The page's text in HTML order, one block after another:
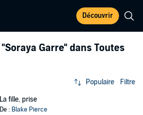
Découvrir
"Soraya Garre" dans Toutes
Populaire Filtre
La fille, prise
De : Blake Pierce